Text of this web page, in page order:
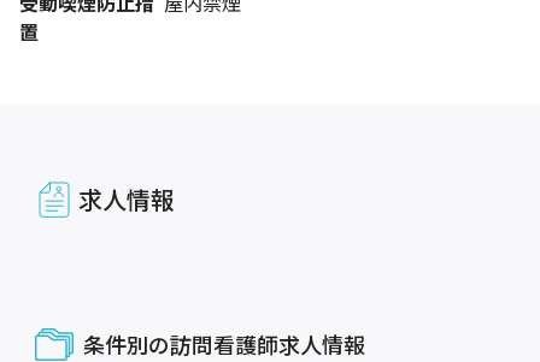
置
求人情報
条件別の訪問看護師求人情報